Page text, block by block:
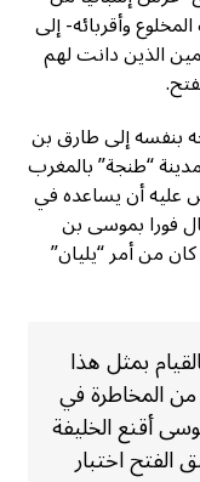
وأقربائه- إلى
الذين دانت لهم
بنفسه إلى طارق بن
“طنجة” بالمغرب
عليه أن يساعده في
فورا بموسى بن
من أمر “يليان”
بمثل هذا
المخاطرة في
أقنع الخليفة
الفتح اختبار